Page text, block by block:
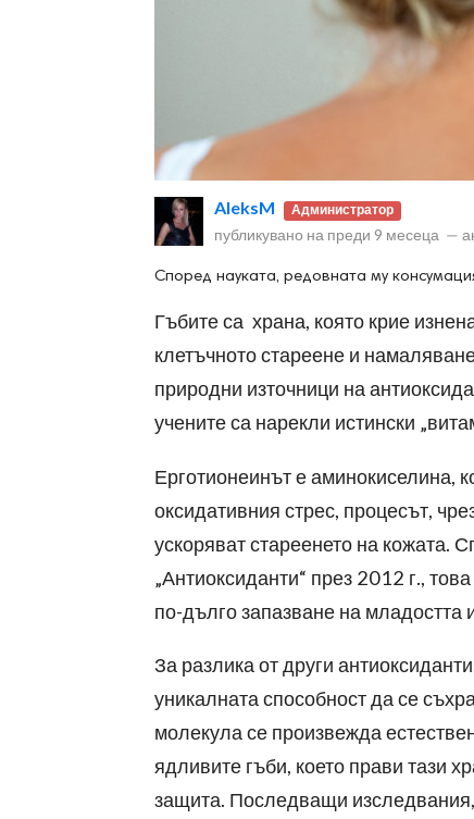
AleksM Администратор
публикувано на преди 9 месеца —
Според науката, редовната му
Гъбите са храна, която крие
клетъчното стареене и
природни източници на
учените са нарекли истински
Ерготионеинът е аминокиселина,
оксидативния стрес, процесът,
ускоряват стареенето на кожата.
„Антиоксиданти“ през 2012 г.,
по-дълго запазване на младостта
За разлика от други
уникалната способност да се
молекула се произвежда
ядливите гъби, което прави тази
защита. Последващи